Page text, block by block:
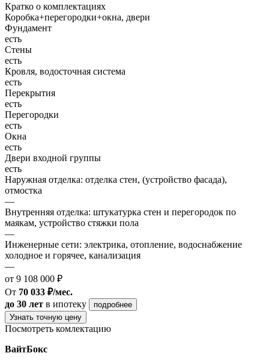
Кратко о комплектациях
Коробка+перегородки+окна, двери
Фундамент
есть
Стены
есть
Кровля, водосточная система
есть
Перекрытия
есть
Перегородки
есть
Окна
есть
Двери входной группы
есть
Наружная отделка: отделка стен, (устройство фасада),
отмостка
—
Внутренняя отделка: штукатурка стен и перегородок по
маякам, устройство стяжки пола
—
Инженерные сети: электрика, отопление, водоснабжение
холодное и горячее, канализация
—
от 9 108 000 ₽
От 70 033 ₽/мес.
до 30 лет в ипотеку
подробнее
Узнать точную цену
Посмотреть комлектацию
ВайтБокс